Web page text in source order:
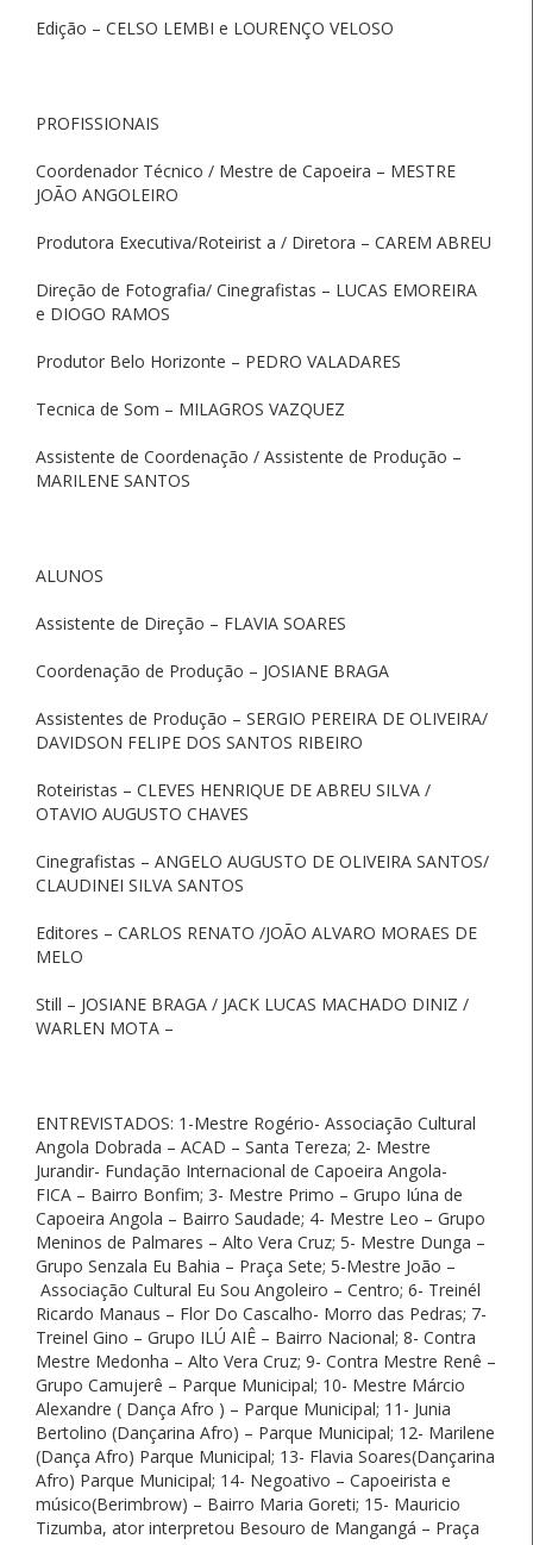
Edição – CELSO LEMBI e LOURENÇO VELOSO
PROFISSIONAIS
Coordenador Técnico / Mestre de Capoeira – MESTRE
JOÃO ANGOLEIRO
Produtora Executiva/Roteirist a / Diretora – CAREM ABREU
Direção de Fotografia/ Cinegrafistas – LUCAS EMOREIRA
e DIOGO RAMOS
Produtor Belo Horizonte – PEDRO VALADARES
Tecnica de Som – MILAGROS VAZQUEZ
Assistente de Coordenação / Assistente de Produção –
MARILENE SANTOS
ALUNOS
Assistente de Direção – FLAVIA SOARES
Coordenação de Produção – JOSIANE BRAGA
Assistentes de Produção – SERGIO PEREIRA DE OLIVEIRA/
DAVIDSON FELIPE DOS SANTOS RIBEIRO
Roteiristas – CLEVES HENRIQUE DE ABREU SILVA /
OTAVIO AUGUSTO CHAVES
Cinegrafistas – ANGELO AUGUSTO DE OLIVEIRA SANTOS/
CLAUDINEI SILVA SANTOS
Editores – CARLOS RENATO /JOÃO ALVARO MORAES DE
MELO
Still – JOSIANE BRAGA / JACK LUCAS MACHADO DINIZ /
WARLEN MOTA –
ENTREVISTADOS: 1-Mestre Rogério- Associação Cultural
Angola Dobrada – ACAD – Santa Tereza; 2- Mestre
Jurandir- Fundação Internacional de Capoeira Angola-
FICA – Bairro Bonfim; 3- Mestre Primo – Grupo Iúna de
Capoeira Angola – Bairro Saudade; 4- Mestre Leo – Grupo
Meninos de Palmares – Alto Vera Cruz; 5- Mestre Dunga –
Grupo Senzala Eu Bahia – Praça Sete; 5-Mestre João –
Associação Cultural Eu Sou Angoleiro – Centro; 6- Treinél
Ricardo Manaus – Flor Do Cascalho- Morro das Pedras; 7-
Treinel Gino – Grupo ILÚ AIÊ – Bairro Nacional; 8- Contra
Mestre Medonha – Alto Vera Cruz; 9- Contra Mestre Renê –
Grupo Camujerê – Parque Municipal; 10- Mestre Márcio
Alexandre ( Dança Afro ) – Parque Municipal; 11- Junia
Bertolino (Dançarina Afro) – Parque Municipal; 12- Marilene
(Dança Afro) Parque Municipal; 13- Flavia Soares(Dançarina
Afro) Parque Municipal; 14- Negoativo – Capoeirista e
músico(Berimbrow) – Bairro Maria Goreti; 15- Mauricio
Tizumba, ator interpretou Besouro de Mangangá – Praça